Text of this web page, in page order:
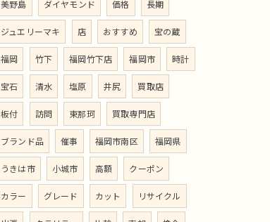
美野島 ダイヤモンド 価格 長期
ジュエリーマキ 店 おすすめ 宝の蔵
福岡 竹下 福岡竹下店 福岡市 時計
宝石 清水 塩原 井尻 買取店
板付 訪問 東那珂 買取専門店
ブランド品 催事 福岡市南区 福岡県
うきは市 小城市 高額 クーポン
カラー グレード カット リサイクル